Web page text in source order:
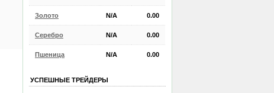
Золото N/A 0.00
Серебро N/A 0.00
Пшеница N/A 0.00
УСПЕШНЫЕ ТРЕЙДЕРЫ